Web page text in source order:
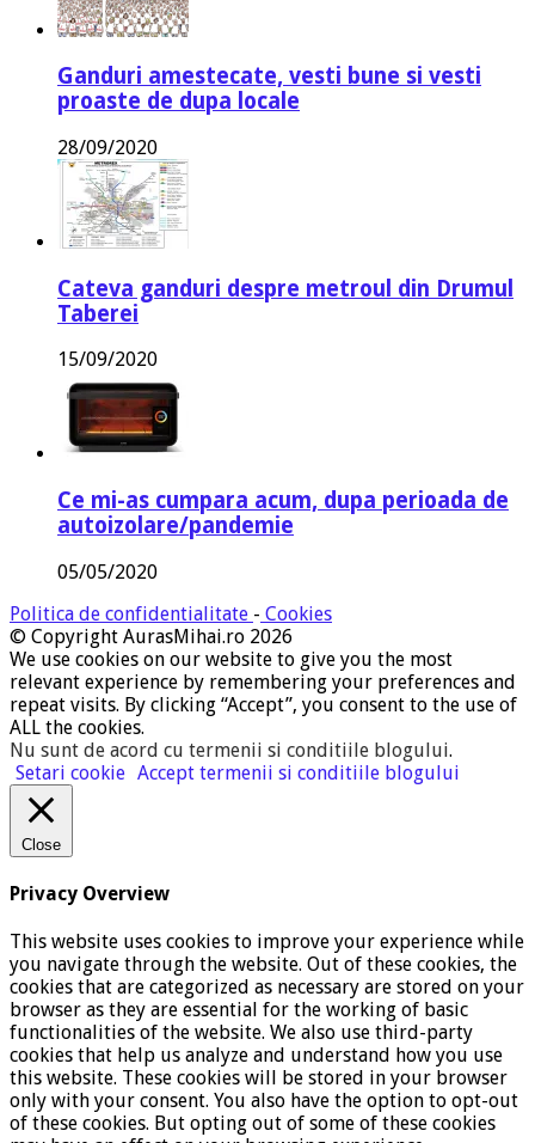
Ganduri amestecate, vesti bune si vesti
proaste de dupa locale
28/09/2020
Cateva ganduri despre metroul din Drumul
Taberei
15/09/2020
Ce mi-as cumpara acum, dupa perioada de
autoizolare/pandemie
05/05/2020
Politica de confidentialitate - Cookies
© Copyright AurasMihai.ro 2026
We use cookies on our website to give you the most
relevant experience by remembering your preferences and
repeat visits. By clicking “Accept”, you consent to the use of
ALL the cookies.
Nu sunt de acord cu termenii si conditiile blogului.
Setari cookie Accept termenii si conditiile blogului
Close
Privacy Overview
This website uses cookies to improve your experience while
you navigate through the website. Out of these cookies, the
cookies that are categorized as necessary are stored on your
browser as they are essential for the working of basic
functionalities of the website. We also use third-party
cookies that help us analyze and understand how you use
this website. These cookies will be stored in your browser
only with your consent. You also have the option to opt-out
of these cookies. But opting out of some of these cookies